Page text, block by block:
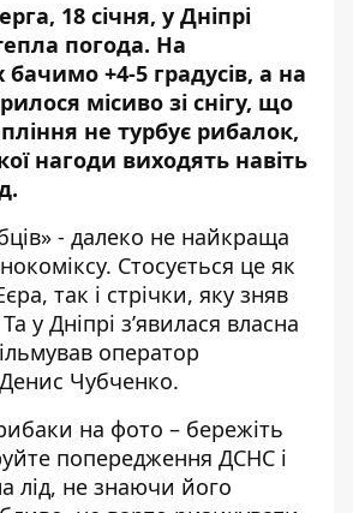
18 січня, у Дніпрі
погода. На
+4-5 градусів, а на
місиво зі снігу, що
не турбує рибалок,
нагоди виходять навіть
.
- далеко не найкраща
Стосується це як
так і стрічки, яку зняв
у Дніпрі з’явилася власна
оператор
Чубченко.
на фото – бережіть
попередження ДСНС і
лід, не знаючи його